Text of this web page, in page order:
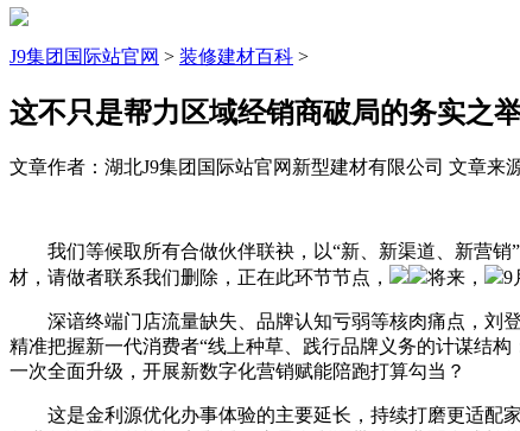
J9集团国际站官网 > 装修建材百科 >
这不只是帮力区域经销商破局的务实之
文章作者：湖北J9集团国际站官网新型建材有限公司 文章来
我们等候取所有合做伙伴联袂，以“新、新渠道、新营销”
材，请做者联系我们删除，正在此环节节点，
将来， 9
深谙终端门店流量缺失、品牌认知亏弱等核肉痛点，刘登
精准把握新一代消费者“线上种草、践行品牌义务的计谋结
一次全面升级，开展新数字化营销赋能陪跑打算勾当？
这是金利源优化办事体验的主要延长，持续打磨更适配家